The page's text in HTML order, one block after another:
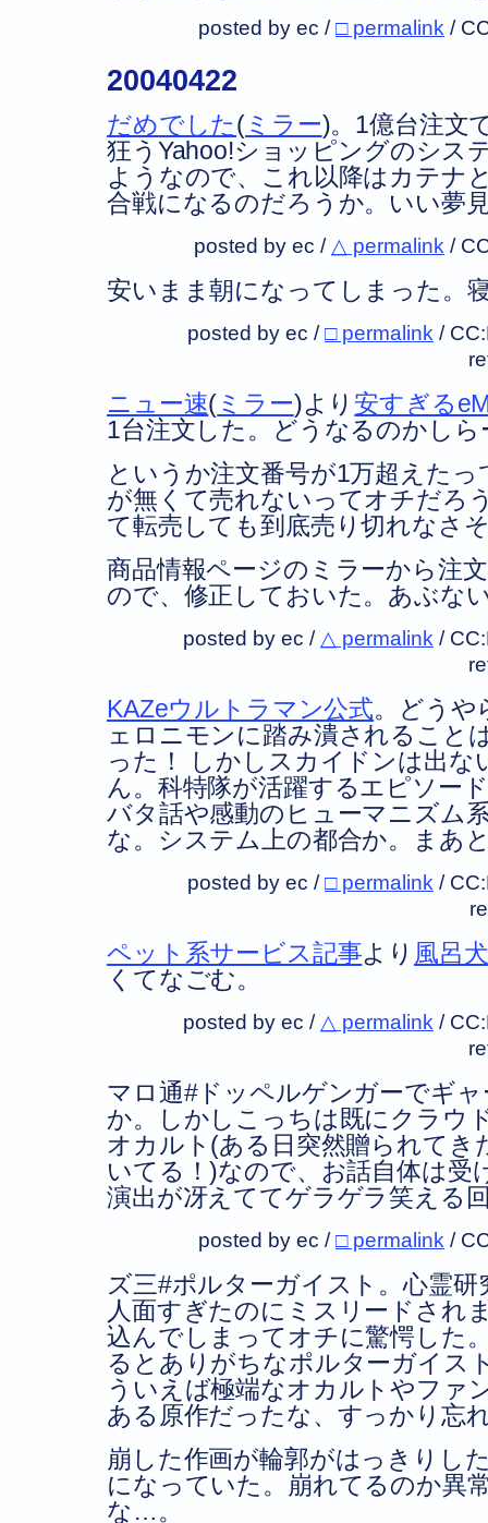
posted by ec /□ permalink /
20040422
だめでした(ミラー)。1億台注文
狂うYahoo!ショッピングのシス
ようなので、これ以降はカテナ
合戦になるのだろうか。いい夢
posted by ec / △ permalink /
安いまま朝になってしまった。
posted by ec /□ permalink /
ニュー速(ミラー)より安すぎる
1台注文した。どうなるのかしら
というか注文番号が1万超えた
が無くて売れないってオチだろ
て転売しても到底売り切れなさ
商品情報ページのミラーから注
ので、修正しておいた。あぶな
posted by ec / △ permalink /
KAZeウルトラマン公式。どうや
ェロニモンに踏み潰されること
った！ しかしスカイドンは出な
ん。科特隊が活躍するエピソー
バタ話や感動のヒューマニズム
な。システム上の都合か。まあ
posted by ec /□ permalink /
ペット系サービス記事より 風呂犬
くてなごむ。
posted by ec / △ permalink /
マロ通#ドッペルゲンガーでギ
か。しかしこっちは既にクラウ
オカルト(ある日突然贈られてき
いてる！)なので、お話自体は受
演出が冴えててゲラゲラ笑える
posted by ec /□ permalink /
ズ三#ポルターガイスト。心霊
人面すぎたのにミスリードされ
込んでしまってオチに驚愕した
るとありがちなポルターガイス
ういえば極端なオカルトやファ
ある原作だったな、すっかり忘
崩した作画が輪郭がはっきりし
になっていた。崩れてるのか異
な…。